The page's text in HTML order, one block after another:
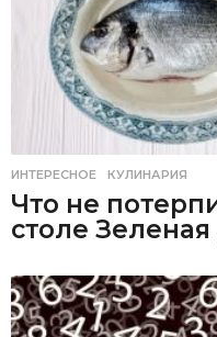
ИНТЕРЕСНОЕ ,КУЛИНАРИЯ
Что не
столе